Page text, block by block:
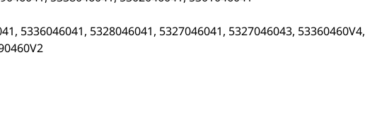
5336046041, 5328046041, 5327046041, 5327046043, 53360460V4,